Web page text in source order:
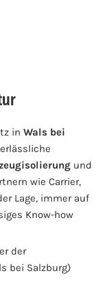
in Wals bei
und
wie Carrier,
Lage, immer auf
Know-how
der
bei Salzburg)